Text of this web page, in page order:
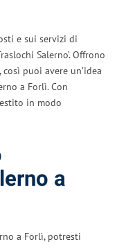
e sui servizi di
Salerno’. Offrono
puoi avere un’idea
a Forlì. Con
in modo
a
a Forlì, potresti